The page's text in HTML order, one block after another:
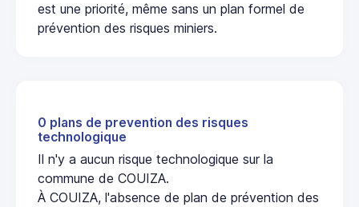
est une priorité, même sans un plan formel de
prévention des risques miniers.
0 plans de prevention des risques
technologique
Il n'y a aucun risque technologique sur la
commune de COUIZA.
À COUIZA, l'absence de plan de prévention des